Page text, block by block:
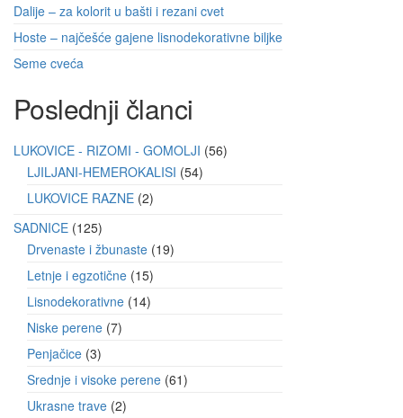
Dalije – za kolorit u bašti i rezani cvet
Hoste – najčešće gajene lisnodekorativne biljke
Seme cveća
Poslednji članci
LUKOVICE - RIZOMI - GOMOLJI 56
LJILJANI-HEMEROKALISI 54
LUKOVICE RAZNE 2
SADNICE 125
Drvenaste i žbunaste 19
Letnje i egzotične 15
Lisnodekorativne 14
Niske perene 7
Penjačice 3
Srednje i visoke perene 61
Ukrasne trave 2